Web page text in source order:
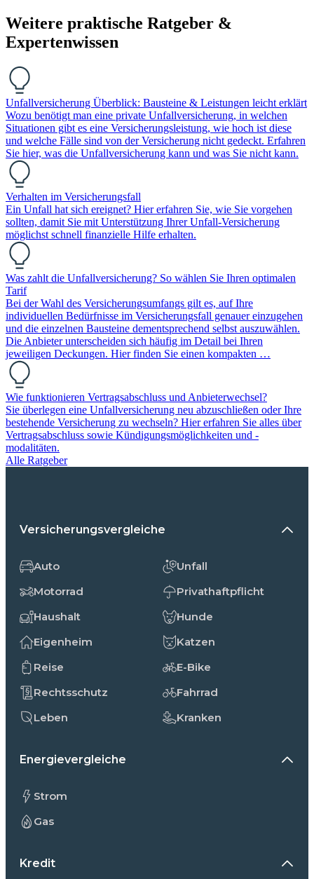
Weitere praktische Ratgeber &
Expertenwissen
Unfallversicherung Überblick: Bausteine & Leistungen leicht erklärt
Wozu benötigt man eine private Unfallversicherung, in welchen
Situationen gibt es eine Versicherungsleistung, wie hoch ist diese
und welche Fälle sind von der Versicherung nicht gedeckt. Erfahren
Sie hier, was die Unfallversicherung kann und was Sie nicht kann.
Verhalten im Versicherungsfall
Ein Unfall hat sich ereignet? Hier erfahren Sie, wie Sie vorgehen
sollten, damit Sie mit Unterstützung Ihrer Unfall-Versicherung
möglichst schnell finanzielle Hilfe erhalten.
Was zahlt die Unfallversicherung? So wählen Sie Ihren optimalen
Tarif
Bei der Wahl des Versicherungsumfangs gilt es, auf Ihre
individuellen Bedürfnisse im Versicherungsfall genauer einzugehen
und die einzelnen Bausteine dementsprechend selbst auszuwählen.
Die Anbieter unterscheiden sich häufig im Detail bei Ihren
jeweiligen Deckungen. Hier finden Sie einen kompakten …
Wie funktionieren Vertragsabschluss und Anbieterwechsel?
Sie überlegen eine Unfallversicherung neu abzuschließen oder Ihre
bestehende Versicherung zu wechseln? Hier erfahren Sie alles über
Vertragsabschluss sowie Kündigungsmöglichkeiten und -
modalitäten.
Alle Ratgeber
Versicherungsvergleiche
Auto
Motorrad
Haushalt
Eigenheim
Reise
Rechtsschutz
Leben
Unfall
Privathaftpflicht
Hunde
Katzen
E-Bike
Fahrrad
Kranken
Energievergleiche
Strom
Gas
Kredit